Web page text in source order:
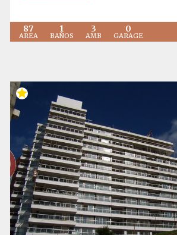
87
AREA
1
BAÑOS
3
AMB
0
GARAGE